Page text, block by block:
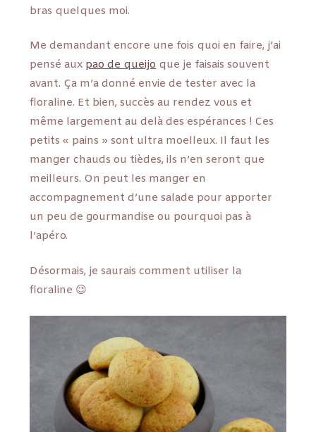
bras quelques moi.
Me demandant encore une fois quoi en faire, j’ai
pensé aux pao de queijoque je faisais souvent
avant. Ça m’a donné envie de tester avec la
floraline. Et bien, succès au rendez vous et
même largement au delà des espérances ! Ces
petits « pains » sont ultra moelleux. Il faut les
manger chauds ou tièdes, ils n’en seront que
meilleurs. On peut les manger en
accompagnement d’une salade pour apporter
un peu de gourmandise ou pourquoi pas à
l’apéro.
Désormais, je saurais comment utiliser la
floraline 😉